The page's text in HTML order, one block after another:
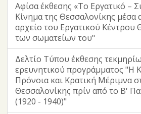
Αφίσα έκθεσης «Το Εργατικό –
Κίνημα της Θεσσαλονίκης μέσα
αρχείο του Εργατικού Κέντρου
των σωματείων του"
Δελτίο Τύπου έκθεσης
ερευνητικού προγράμματος "Η
Πρόνοια και Κρατική Μέριμνα
Θεσσαλονίκης πρίν από το Β'
(1920 - 1940)"